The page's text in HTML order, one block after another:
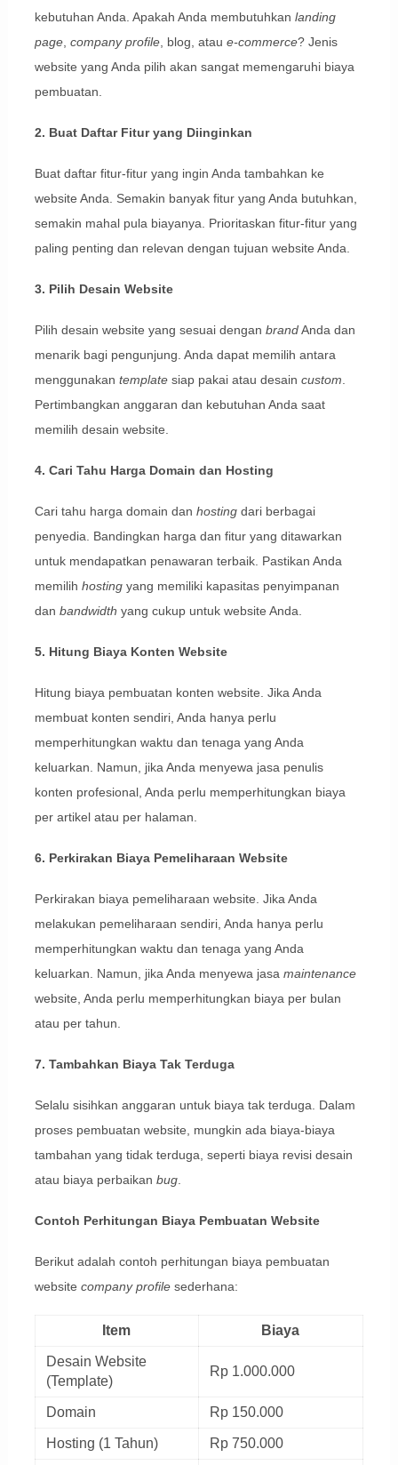
kebutuhan Anda. Apakah Anda membutuhkan landing
page, company profile, blog, atau e-commerce? Jenis
website yang Anda pilih akan sangat memengaruhi biaya
pembuatan.
2. Buat Daftar Fitur yang Diinginkan
Buat daftar fitur-fitur yang ingin Anda tambahkan ke
website Anda. Semakin banyak fitur yang Anda butuhkan,
semakin mahal pula biayanya. Prioritaskan fitur-fitur yang
paling penting dan relevan dengan tujuan website Anda.
3. Pilih Desain Website
Pilih desain website yang sesuai dengan brandAnda dan
menarik bagi pengunjung. Anda dapat memilih antara
menggunakan templatesiap pakai atau desain custom
Pertimbangkan anggaran dan kebutuhan Anda saat
memilih desain website.
4. Cari Tahu Harga Domain dan Hosting
Cari tahu harga domain dan hostingdari berbagai
penyedia. Bandingkan harga dan fitur yang ditawarkan
untuk mendapatkan penawaran terbaik. Pastikan Anda
memilih hostingyang memiliki kapasitas penyimpanan
dan bandwidth yang cukup untuk website Anda.
5. Hitung Biaya Konten Website
Hitung biaya pembuatan konten website. Jika Anda
membuat konten sendiri, Anda hanya perlu
memperhitungkan waktu dan tenaga yang Anda
keluarkan. Namun, jika Anda menyewa jasa penulis
konten profesional, Anda perlu memperhitungkan biaya
per artikel atau per halaman.
6. Perkirakan Biaya Pemeliharaan Website
Perkirakan biaya pemeliharaan website. Jika Anda
melakukan pemeliharaan sendiri, Anda hanya perlu
memperhitungkan waktu dan tenaga yang Anda
keluarkan. Namun, jika Anda menyewa jasa maintenance
website, Anda perlu memperhitungkan biaya per bulan
atau per tahun.
7. Tambahkan Biaya Tak Terduga
Selalu sisihkan anggaran untuk biaya tak terduga. Dalam
proses pembuatan website, mungkin ada biaya-biaya
tambahan yang tidak terduga, seperti biaya revisi desain
atau biaya perbaikan bug.
Contoh Perhitungan Biaya Pembuatan Website
Berikut adalah contoh perhitungan biaya pembuatan
website company profilesederhana:
Item Biaya
Desain Website
(Template)
Rp 1.000.000
Domain Rp 150.000
Hosting (1 Tahun) Rp 750.000